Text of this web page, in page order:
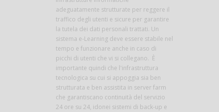
adeguatamente strutturate per reggere il
traffico degli utenti e sicure per garantire
la tutela dei dati personali trattati. Un
sistema e-Learning deve essere stabile nel
tempo e funzionare anche in caso di
picchi di utenti che vi si collegano. È
importante quindi che l'infrastruttura
tecnologica su cui si appoggia sia ben
strutturata e ben assistita in server farm
che garantiscano continuità del servizio
24 ore su 24, idonei sistemi di back-up e